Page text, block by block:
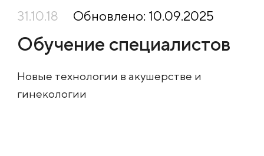
31.10.18 Обновлено: 10.09.2025
Обучение специалистов
Новые технологии в акушерстве и
гинекологии